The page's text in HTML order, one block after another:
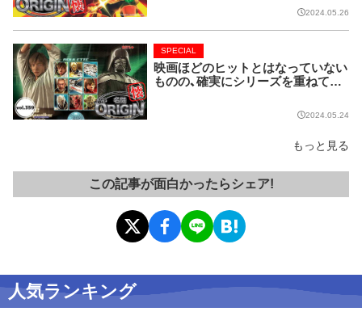
2024.05.26
映画ほどのヒットとはなっていない
ものの、確実にシリーズを重ねてい
SPECIAL
2024.05.24
もっと見る
この記事が面白かったらシェア!
人気ランキング